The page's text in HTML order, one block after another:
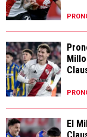
El